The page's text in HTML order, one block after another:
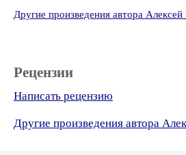
Другие произведения автора Алексей
Рецензии
Написать рецензию
Другие произведения автора